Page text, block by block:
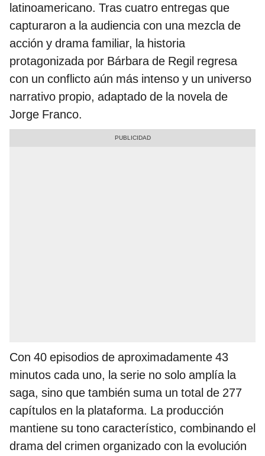
latinoamericano. Tras cuatro entregas que
capturaron a la audiencia con una mezcla de
acción y drama familiar, la historia
protagonizada por Bárbara de Regil regresa
con un conflicto aún más intenso y un universo
narrativo propio, adaptado de la novela de
Jorge Franco.
Con 40 episodios de aproximadamente 43
minutos cada uno, la serie no solo amplía la
saga, sino que también suma un total de 277
capítulos en la plataforma. La producción
mantiene su tono característico, combinando el
drama del crimen organizado con la evolución